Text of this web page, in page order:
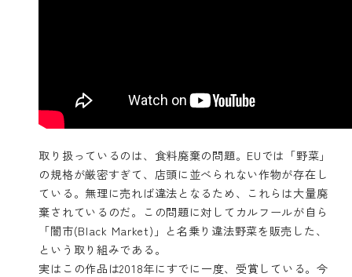
取り扱っているのは、食料廃棄の問題。EUでは「野菜」
の規格が厳密すぎて、店頭に並べられない作物が存在し
ている。無理に売れば違法となるため、これらは大量廃
棄されているのだ。この問題に対してカルフールが自ら
「闇市(Black Market)」と名乗り違法野菜を販売した、
という取り組みである。
実はこの作品は2018年にすでに一度、受賞している。今